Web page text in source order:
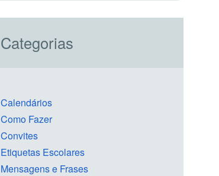
Categorias
Calendários
Como Fazer
Convites
Etiquetas Escolares
Mensagens e Frases